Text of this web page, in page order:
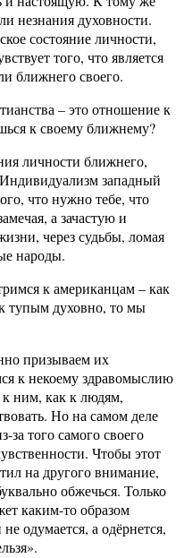
незнания духовности.
состояние личности,
того, что является
ближнего своего.
– это отношение к
к своему ближнему?
личности ближнего,
западный
что нужно тебе, что
а зачастую и
через судьбы, ломая
народы.
к американцам – как
тупым духовно, то мы
призываем их
к некоему здравомыслию
ним, как к людям,
Но на самом деле
за того самого своего
Чтобы этот
на другого внимание,
обжечься. Только
каким-то образом
одумается, а одёрнется,